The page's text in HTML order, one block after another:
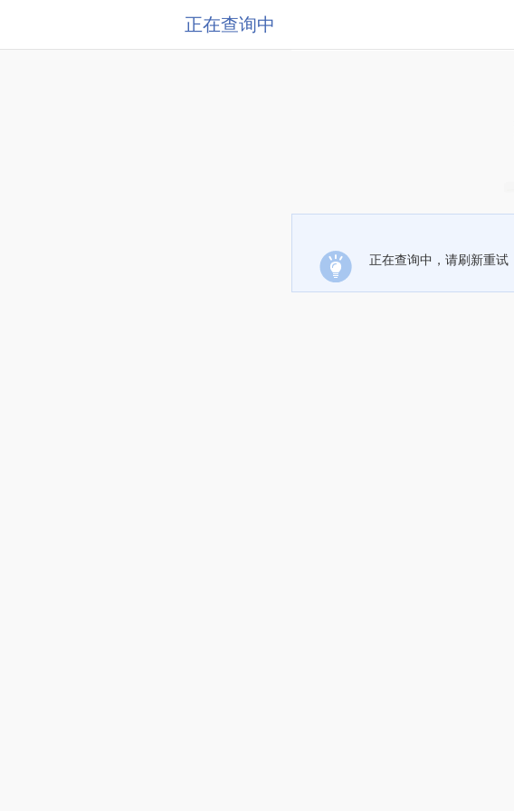
正在查询中
正在查询中，请刷新重试